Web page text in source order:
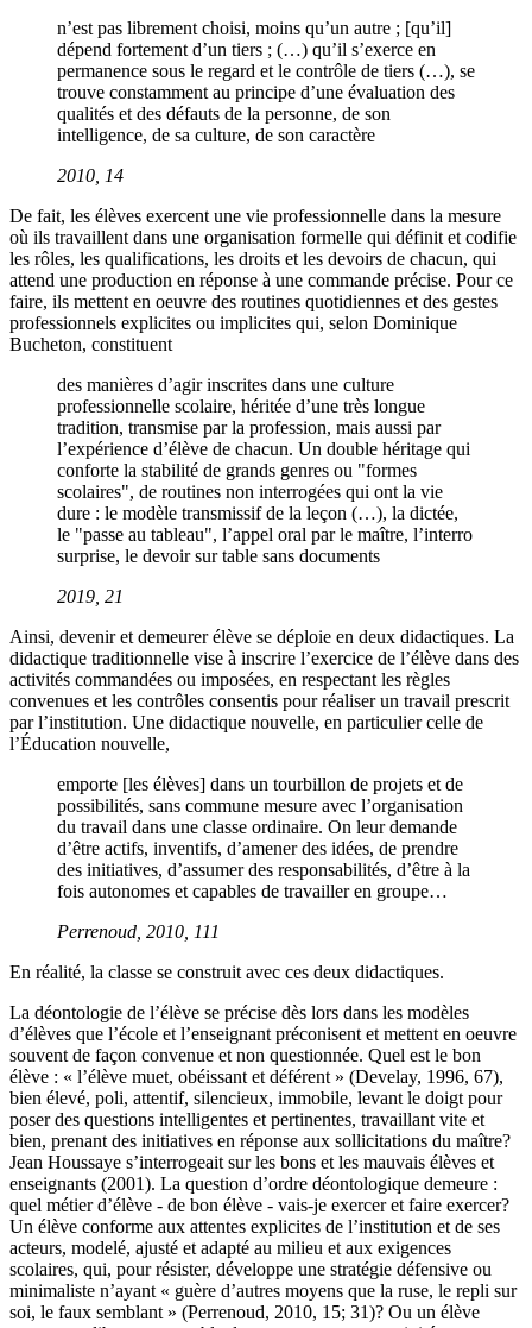
n’est pas librement choisi, moins qu’un autre ; [qu’il]
dépend fortement d’un tiers ; (…) qu’il s’exerce en
permanence sous le regard et le contrôle de tiers (…), se
trouve constamment au principe d’une évaluation des
qualités et des défauts de la personne, de son
intelligence, de sa culture, de son caractère
2010, 14
De fait, les élèves exercent une vie professionnelle dans la mesure
où ils travaillent dans une organisation formelle qui définit et codifie
les rôles, les qualifications, les droits et les devoirs de chacun, qui
attend une production en réponse à une commande précise. Pour ce
faire, ils mettent en oeuvre des routines quotidiennes et des gestes
professionnels explicites ou implicites qui, selon Dominique
Bucheton, constituent
des manières d’agir inscrites dans une culture
professionnelle scolaire, héritée d’une très longue
tradition, transmise par la profession, mais aussi par
l’expérience d’élève de chacun. Un double héritage qui
conforte la stabilité de grands genres ou "formes
scolaires", de routines non interrogées qui ont la vie
dure : le modèle transmissif de la leçon (…), la dictée,
le "passe au tableau", l’appel oral par le maître, l’interro
surprise, le devoir sur table sans documents
2019, 21
Ainsi, devenir et demeurer élève se déploie en deux didactiques. La
didactique traditionnelle vise à inscrire l’exercice de l’élève dans des
activités commandées ou imposées, en respectant les règles
convenues et les contrôles consentis pour réaliser un travail prescrit
par l’institution. Une didactique nouvelle, en particulier celle de
l’Éducation nouvelle,
emporte [les élèves] dans un tourbillon de projets et de
possibilités, sans commune mesure avec l’organisation
du travail dans une classe ordinaire. On leur demande
d’être actifs, inventifs, d’amener des idées, de prendre
des initiatives, d’assumer des responsabilités, d’être à la
fois autonomes et capables de travailler en groupe…
Perrenoud, 2010, 111
En réalité, la classe se construit avec ces deux didactiques.
La déontologie de l’élève se précise dès lors dans les modèles
d’élèves que l’école et l’enseignant préconisent et mettent en oeuvre
souvent de façon convenue et non questionnée. Quel est le bon
élève : « l’élève muet, obéissant et déférent » (Develay, 1996, 67),
bien élevé, poli, attentif, silencieux, immobile, levant le doigt pour
poser des questions intelligentes et pertinentes, travaillant vite et
bien, prenant des initiatives en réponse aux sollicitations du maître?
Jean Houssaye s’interrogeait sur les bons et les mauvais élèves et
enseignants (2001). La question d’ordre déontologique demeure :
quel métier d’élève - de bon élève - vais-je exercer et faire exercer?
Un élève conforme aux attentes explicites de l’institution et de ses
acteurs, modelé, ajusté et adapté au milieu et aux exigences
scolaires, qui, pour résister, développe une stratégie défensive ou
minimaliste n’ayant « guère d’autres moyens que la ruse, le repli sur
soi, le faux semblant » (Perrenoud, 2010, 15; 31)? Ou un élève